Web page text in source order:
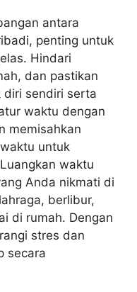
antara
penting untuk
Hindari
dan pastikan
diri sendiri serta
waktu dengan
memisahkan
untuk
waktu
Anda nikmati di
berlibur,
di rumah. Dengan
stres dan
secara